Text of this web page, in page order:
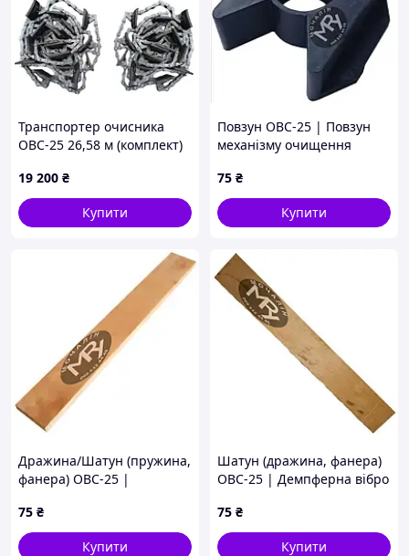
Транспортер очисника
ОВС-25 26,58 м (комплект)
19 200 ₴
Купити
Повзун ОВС-25 | Повзун
механізму очищення
75 ₴
Купити
Дражина/Шатун (пружина,
фанера) ОВС-25 |
450х70 ОВС-25 | ОВБ 9034
75 ₴
Купити
Шатун (дражина, фанера)
ОВС-25 | Демпферна вібро
ЗАВ 10.55.902
75 ₴
Купити